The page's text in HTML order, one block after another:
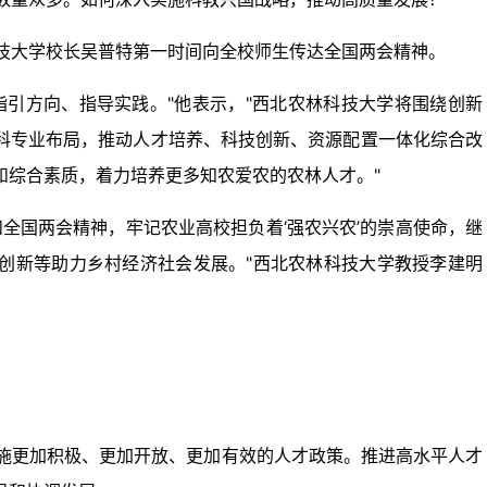
学校长吴普特第一时间向全校师生传达全国两会精神。
方向、指导实践。"他表示，"西北农林科技大学将围绕创新
业布局，推动人才培养、科技创新、资源配置一体化综合改
合素质，着力培养更多知农爱农的农林人才。"
国两会精神，牢记农业高校担负着‘强农兴农’的崇高使命，继
新等助力乡村经济社会发展。"西北农林科技大学教授李建明
加积极、更加开放、更加有效的人才政策。推进高水平人才